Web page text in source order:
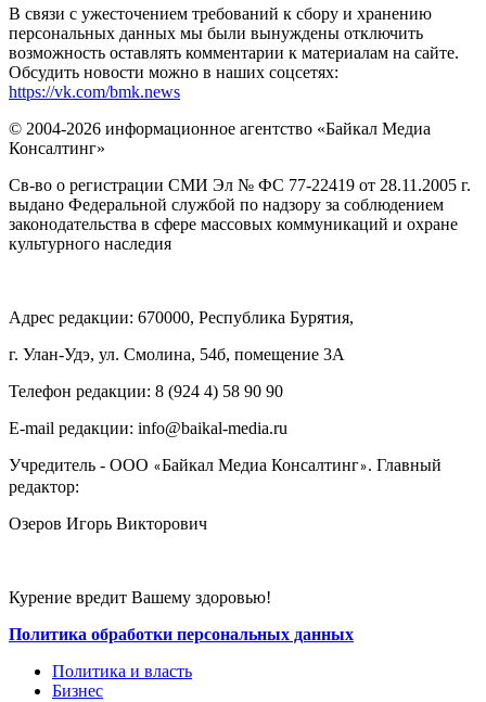
В связи с ужесточением требований к сбору и хранению
персональных данных мы были вынуждены отключить
возможность оставлять комментарии к материалам на сайте.
Обсудить новости можно в наших соцсетях:
https://vk.com/bmk.news
© 2004-2026 информационное агентство «Байкал Медиа
Консалтинг»
Св-во о регистрации СМИ Эл № ФС 77-22419 от 28.11.2005 г.
выдано Федеральной службой по надзору за соблюдением
законодательства в сфере массовых коммуникаций и охране
культурного наследия
Адрес редакции: 670000, Республика Бурятия,
г. Улан-Удэ, ул. Смолина, 54б, помещение 3А
Телефон редакции: ‎‎8 (924 4) 58 90 90
E-mail редакции: info@baikal-media.ru
Учредитель - ООО «Байкал Медиа Консалтинг». Главный
редактор:
Озеров Игорь Викторович
Курение вредит Вашему здоровью!
Политика обработки персональных данных
Политика и власть
Бизнес